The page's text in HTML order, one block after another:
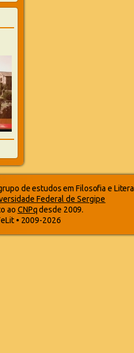
de estudos em Filosofia e
Federal de Sergipe
ao CNPqdesde 2009.
• 2009-2026